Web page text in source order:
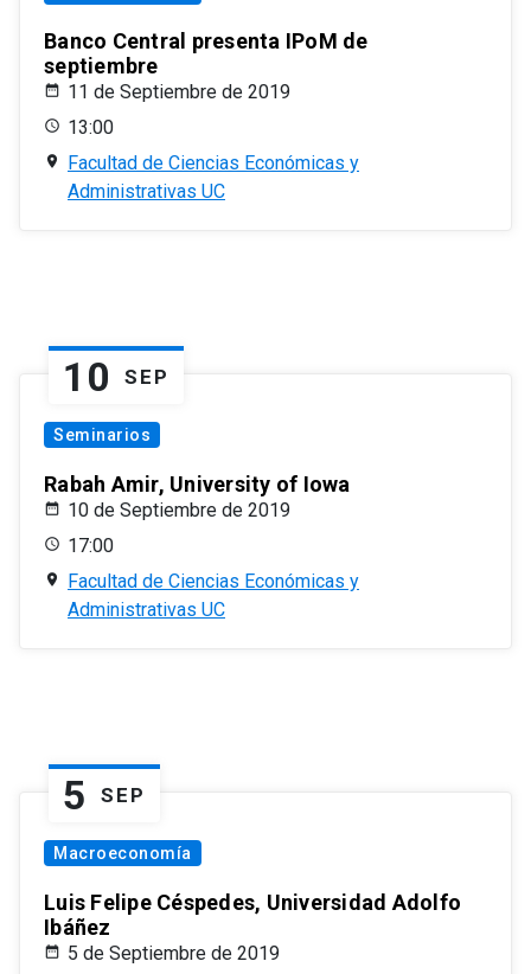
Banco Central presenta IPoM de
septiembre
11 de Septiembre de 2019
13:00
Facultad de Ciencias Económicas y
Administrativas UC
10 SEP
Seminarios
Rabah Amir, University of Iowa
10 de Septiembre de 2019
17:00
Facultad de Ciencias Económicas y
Administrativas UC
5 SEP
Macroeconomía
Luis Felipe Céspedes, Universidad Adolfo
Ibáñez
5 de Septiembre de 2019